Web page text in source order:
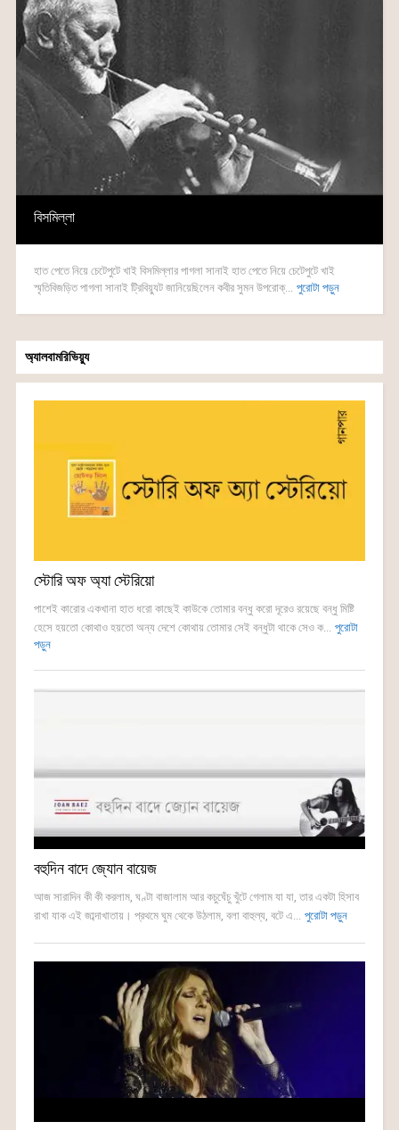
বিসমিল্লা
হাত পেতে নিয়ে চেটেপুটে খাই বিসমিল্লার পাগলা সানাই হাত পেতে নিয়ে চেটেপুটে খাই
স্মৃতিবিজড়িত পাগলা সানাই ট্রিবিয়্যুট জানিয়েছিলেন কবীর সুমন উপরোক্...
পুরোটা পড়ুন
অ্যালবামরিভিয়্যু
স্টোরি অফ অ্যা স্টেরিয়ো
পাশেই কারোর একখানা হাত ধরো কাছেই কাউকে তোমার বন্ধু করো দূরেও রয়েছে বন্ধু মিষ্টি
হেসে হয়তো কোথাও হয়তো অন্য দেশে কোথায় তোমার সেই বন্ধুটা থাকে সেও ক...
পুরোটা
পড়ুন
বহুদিন বাদে জ্যোন বায়েজ
আজ সারাদিন কী কী করলাম, ঘণ্টা বাজালাম আর কচুঘেঁচু খুঁটে গেলাম যা যা, তার একটা হিসাব
রাখা যাক এই জাব্দাখাতায়। প্রথমে ঘুম থেকে উঠলাম, বলা বাহুল্য, বটে এ...
পুরোটা পড়ুন